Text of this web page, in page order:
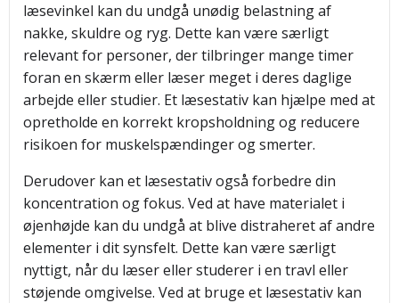
læsevinkel kan du undgå unødig belastning af
nakke, skuldre og ryg. Dette kan være særligt
relevant for personer, der tilbringer mange timer
foran en skærm eller læser meget i deres daglige
arbejde eller studier. Et læsestativ kan hjælpe med at
opretholde en korrekt kropsholdning og reducere
risikoen for muskelspændinger og smerter.
Derudover kan et læsestativ også forbedre din
koncentration og fokus. Ved at have materialet i
øjenhøjde kan du undgå at blive distraheret af andre
elementer i dit synsfelt. Dette kan være særligt
nyttigt, når du læser eller studerer i en travl eller
støjende omgivelse. Ved at bruge et læsestativ kan